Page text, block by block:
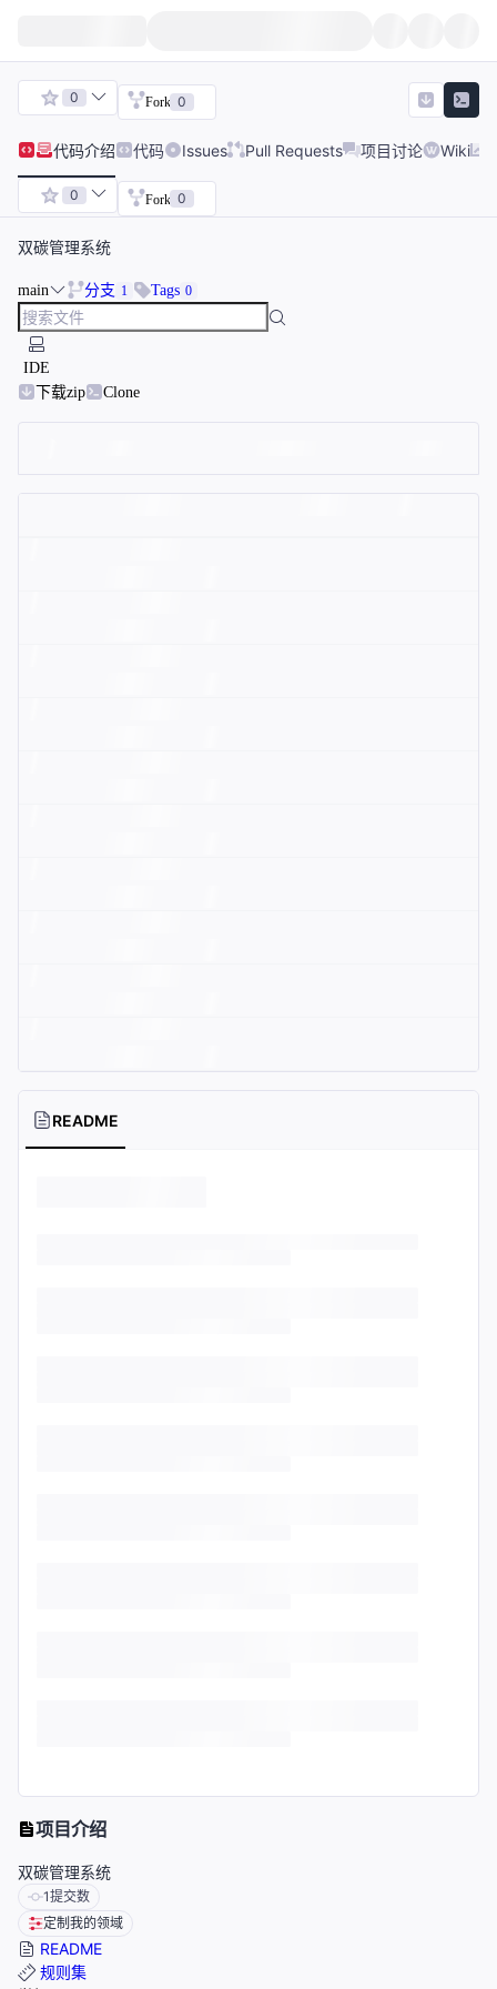
0 Fork 0
代码介绍 代码 Issues Pull Requests 项目讨论 Wiki
0 Fork 0
双碳管理系统
main 分支 1 Tags 0
IDE
下载zip
Clone
README
项目介绍
双碳管理系统
1提交数
定制我的领域
README
规则集